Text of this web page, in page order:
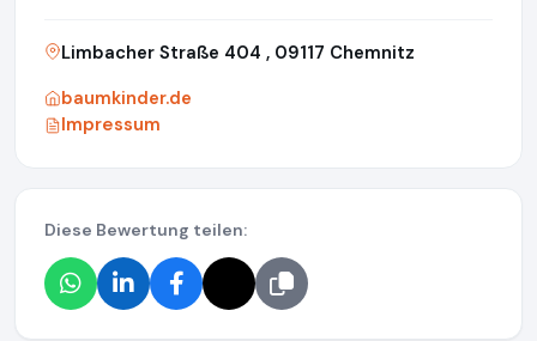
Limbacher Straße 404 , 09117 Chemnitz
baumkinder.de
Impressum
Diese Bewertung teilen: